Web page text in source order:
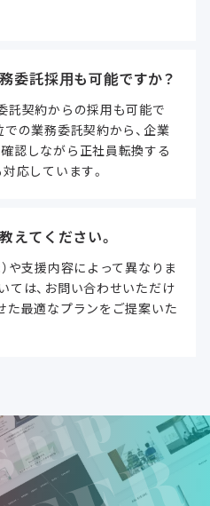
委託採用も可能ですか？
託契約からの採用も可能で
での業務委託契約から、企業
認しながら正社員転換する
応しています。
えてください。
や支援内容によって異なりま
ては、お問い合わせいただけ
た最適なプランをご提案いた